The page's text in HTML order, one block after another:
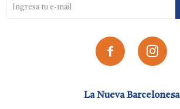
La Nueva Barcelonesa
 